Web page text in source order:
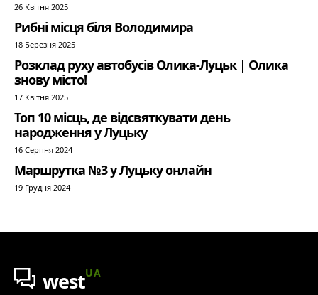
26 Квітня 2025
Рибні місця біля Володимира
18 Березня 2025
Розклад руху автобусів Олика-Луцьк | Олика
знову місто!
17 Квітня 2025
Топ 10 місць, де відсвяткувати день
народження у Луцьку
16 Серпня 2024
Маршрутка №3 у Луцьку онлайн
19 Грудня 2024
westUA